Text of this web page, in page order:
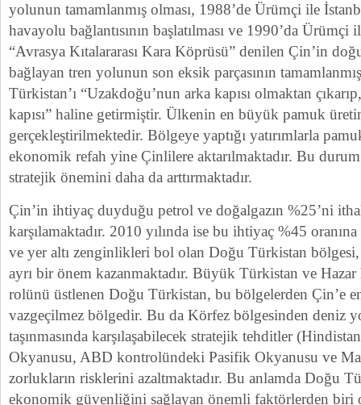
yolunun tamamlanmış olması, 1988’de Ürümçi ile
havayolu bağlantısının başlatılması ve 1990’da Ürümçi
“Avrasya Kıtalararası Kara Köprüsü” denilen Çin’in
bağlayan tren yolunun son eksik parçasının
Türkistan’ı “Uzakdoğu’nun arka kapısı olmaktan
kapısı” haline getirmiştir. Ülkenin en büyük pamuk
gerçekleştirilmektedir. Bölgeye yaptığı yatırımlarla
ekonomik refah yine Çinlilere aktarılmaktadır. Bu
stratejik önemini daha da arttırmaktadır.
Çin’in ihtiyaç duyduğu petrol ve doğalgazın %25’ni
karşılamaktadır. 2010 yılında ise bu ihtiyaç %45
ve yer altı zenginlikleri bol olan Doğu Türkistan
ayrı bir önem kazanmaktadır. Büyük Türkistan ve Hazar
rolünü üstlenen Doğu Türkistan, bu bölgelerden Çin’e
vazgeçilmez bölgedir. Bu da Körfez bölgesinden deniz
taşınmasında karşılaşabilecek stratejik tehditler
Okyanusu, ABD kontrolündeki Pasifik Okyanusu ve
zorlukların risklerini azaltmaktadır. Bu anlamda Doğu
ekonomik güvenliğini sağlayan önemli faktörlerden biri